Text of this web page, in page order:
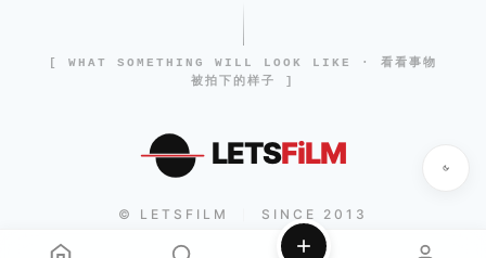
[ WHAT SOMETHING WILL LOOK LIKE · 看看事物
被拍下的样子 ]
LETSFiLM
© LETSFILM SINCE 2013